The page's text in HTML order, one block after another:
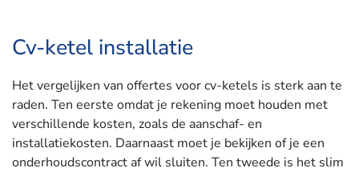
Cv-ketel installatie
Het vergelijken van offertes voor cv-ketels is sterk aan te
raden. Ten eerste omdat je rekening moet houden met
verschillende kosten, zoals de aanschaf- en
installatiekosten. Daarnaast moet je bekijken of je een
onderhoudscontract af wil sluiten. Ten tweede is het slim